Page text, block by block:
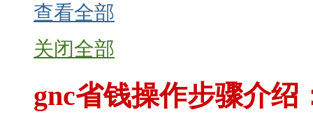
查看全部
关闭全部
gnc省钱操作步骤介绍